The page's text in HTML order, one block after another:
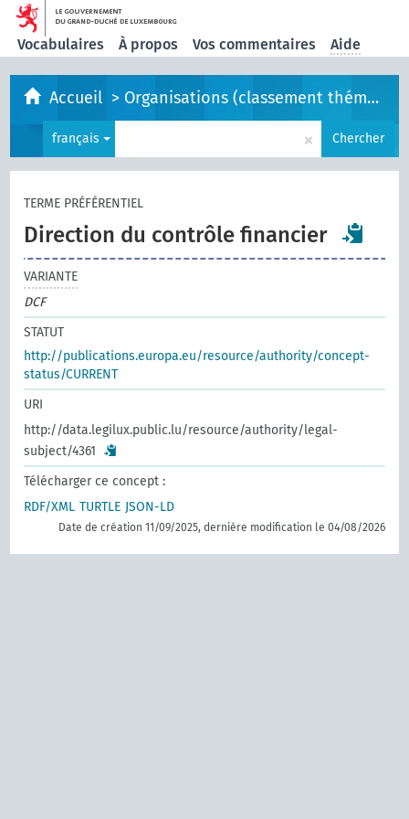
Vocabulaires À propos Vos commentaires Aide
Accueil > Organisations (classement thématique)
français × Chercher
TERME PRÉFÉRENTIEL
Direction du contrôle financier
VARIANTE
DCF
STATUT
http://publications.europa.eu/resource/authority/concept-
status/CURRENT
URI
http://data.legilux.public.lu/resource/authority/legal-
subject/4361
Télécharger ce concept :
RDF/XML TURTLE JSON-LD
Date de création 11/09/2025, dernière modification le 04/08/2026